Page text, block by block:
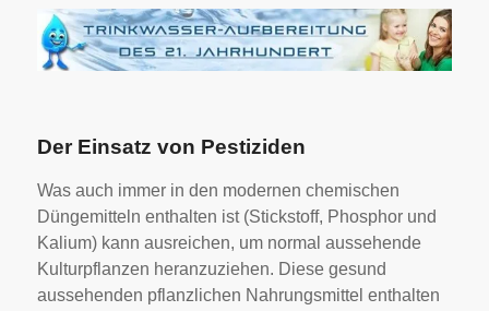
Der Einsatz von Pestiziden
Was auch immer in den modernen chemischen
Düngemitteln enthalten ist (Stickstoff, Phosphor und
Kalium) kann ausreichen, um normal aussehende
Kulturpflanzen heranzuziehen. Diese gesund
aussehenden pflanzlichen Nahrungsmittel enthalten